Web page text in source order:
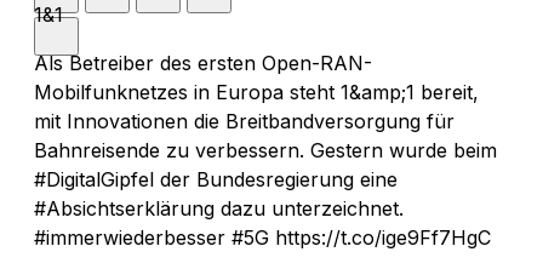
1&1
Als Betreiber des ersten Open-RAN-
Mobilfunknetzes in Europa steht 1&amp;1 bereit,
mit Innovationen die Breitbandversorgung für
Bahnreisende zu verbessern. Gestern wurde beim
#DigitalGipfel der Bundesregierung eine
#Absichtserklärung dazu unterzeichnet.
#immerwiederbesser #5G https://t.co/ige9Ff7HgC